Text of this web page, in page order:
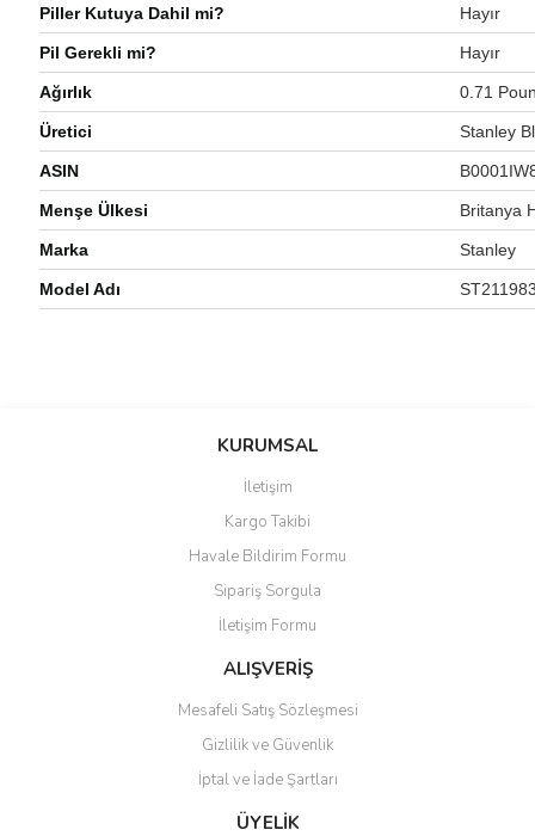
Piller Kutuya Dahil mi? ‎Hayır
Pil Gerekli mi? ‎Hayır
Ağırlık ‎0.71
Üretici ‎Stanley
ASIN
Menşe Ülkesi ‎Britanya
Marka ‎Stanley
Model Adı
Bu ürüne ilk yorumu siz yapın!
Ürün hakkında henüz soru sorulmamış.
Ürün resmi kalitesiz, bozuk veya görüntülenemiyor.
Ürün açıklamasında eksik bilgiler bulunuyor.
Ürün bilgilerinde hatalar bulunuyor.
Ürün fiyatı diğer sitelerden daha pahalı.
Bu ürüne benzer farklı alternatifler olmalı.
Gönder
KURUMSAL
İletişim
Kargo Takibi
Havale Bildirim Formu
Sipariş Sorgula
İletişim Formu
ALIŞVERİŞ
Mesafeli Satış Sözleşmesi
Gizlilik ve Güvenlik
İptal ve İade Şartları
ÜYELİK